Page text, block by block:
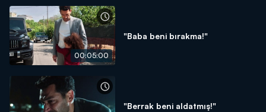
00:05:00
"Baba beni bırakma!"
"Berrak beni aldatmış!"